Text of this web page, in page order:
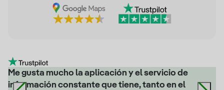
Me gusta mucho la aplicación y el servicio de
información constante que tiene, tanto en el